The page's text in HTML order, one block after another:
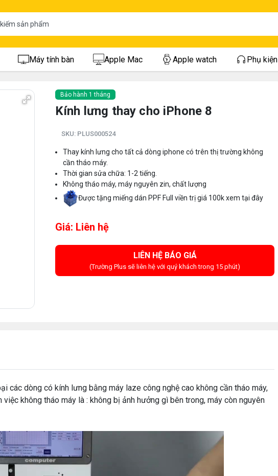
Máy tính bàn Apple Mac Apple watch Phụ kiện
Bảo hành 1 tháng
Kính lưng thay cho iPhone 8
SKU: PLUS000524
Thay kính lưng cho tất cả dòng iphone có trên thị trường không
cần tháo máy.
Thời gian sửa chữa: 1-2 tiếng.
Không tháo máy, máy nguyên zin, chất lượng
Được tặng miếng dán PPF Full viền trị giá 100k xem tại đây
Giá: Liên hệ
LIÊN HỆ BÁO GIÁ
(Trường Plus sẽ liên hệ với quý khách trong 15 phút)
các dòng có kính lưng bằng máy laze công nghệ cao không cần tháo máy,
không tháo máy là : không bị ảnh hưởng gì bên trong, máy còn nguyên